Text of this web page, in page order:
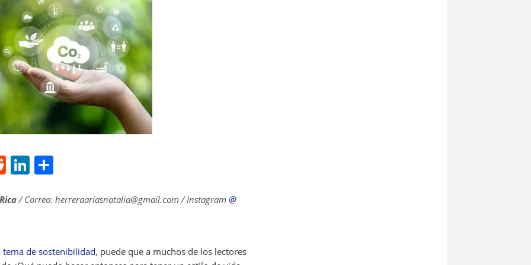
R
d
Li
k
n
ar
/ Correo: herreraariasnatalia@gmail.com / Instagram @
tema de sostenibilidad, puede que a muchos de los lectores